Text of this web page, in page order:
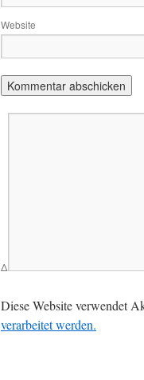
Website
Δ
Diese Website verwendet
verarbeitet werden.